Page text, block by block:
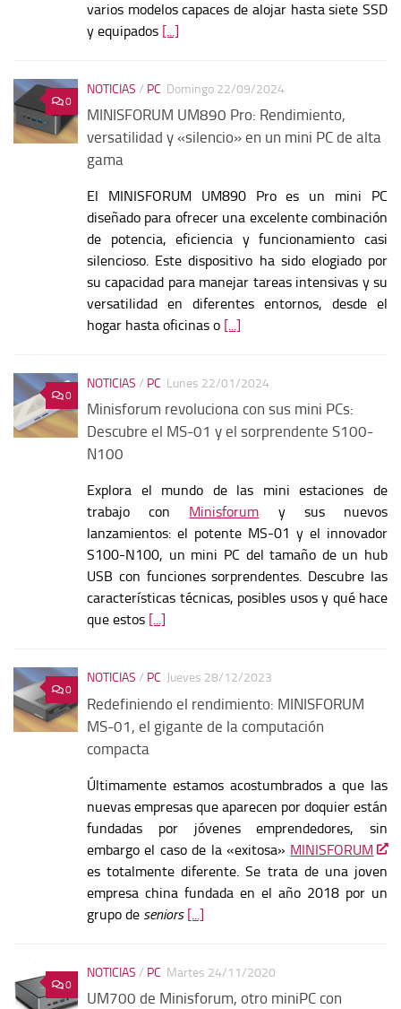
varios modelos capaces de alojar hasta siete SSD
y equipados [...]
0
NOTICIAS / PC Domingo 22/09/2024
MINISFORUM UM890 Pro: Rendimiento,
versatilidad y «silencio» en un mini PC de alta
gama
El MINISFORUM UM890 Pro es un mini PC
diseñado para ofrecer una excelente combinación
de potencia, eficiencia y funcionamiento casi
silencioso. Este dispositivo ha sido elogiado por
su capacidad para manejar tareas intensivas y su
versatilidad en diferentes entornos, desde el
hogar hasta oficinas o [...]
0
NOTICIAS / PC Lunes 22/01/2024
Minisforum revoluciona con sus mini PCs:
Descubre el MS-01 y el sorprendente S100-
N100
Explora el mundo de las mini estaciones de
trabajo con Minisforum y sus nuevos
lanzamientos: el potente MS-01 y el innovador
S100-N100, un mini PC del tamaño de un hub
USB con funciones sorprendentes. Descubre las
características técnicas, posibles usos y qué hace
que estos [...]
0
NOTICIAS / PC Jueves 28/12/2023
Redefiniendo el rendimiento: MINISFORUM
MS-01, el gigante de la computación
compacta
Últimamente estamos acostumbrados a que las
nuevas empresas que aparecen por doquier están
fundadas por jóvenes emprendedores, sin
embargo el caso de la «exitosa» MINISFORUM
es totalmente diferente. Se trata de una joven
empresa china fundada en el año 2018 por un
grupo de seniors [...]
0
NOTICIAS / PC Martes 24/11/2020
UM700 de Minisforum, otro miniPC con